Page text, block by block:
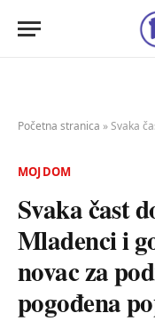
Početna stranica »Svaka čast
MOJ DOM
Svaka čast
Mladenci i
novac za
pogođena